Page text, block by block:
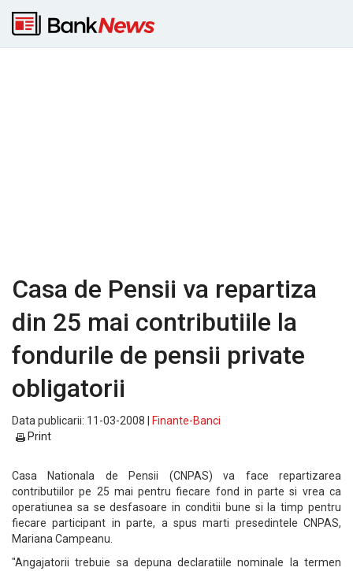
Casa de Pensii va repartiza
din 25 mai contributiile la
fondurile de pensii private
obligatorii
Data publicarii: 11-03-2008 |
Finante-Banci
Print
Casa Nationala de Pensii (CNPAS) va face repartizarea
contributiilor pe 25 mai pentru fiecare fond in parte si vrea ca
operatiunea sa se desfasoare in conditii bune si la timp pentru
fiecare participant in parte, a spus marti presedintele CNPAS,
Mariana Campeanu.
"Angajatorii trebuie sa depuna declaratiile nominale la termen